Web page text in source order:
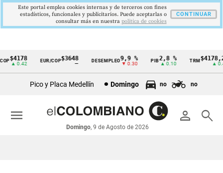
Cintillo
económicos
Colombia
$4178
▲ 0.42
EUR/COP$3648 DESEMPLEO 9,9 %
▼ 0.30
PIB2,8 %
▲ 0.10
TRM$4178,23
▲ 0.42
Pico y Placa Medellín Domingo no no
person search
Domingo, 9 de Agosto de 2026
menu
Este portal emplea cookies internas y de terceros con fines
estadísticos, funcionales y publicitarios. Puede aceptarlas o
consultar más en nuestra politica de cookies
CONTINUAR